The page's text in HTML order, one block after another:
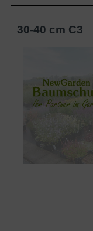
cm
Frucht
Blüte
Blütezeit
Standort
6
30-40 cm C3